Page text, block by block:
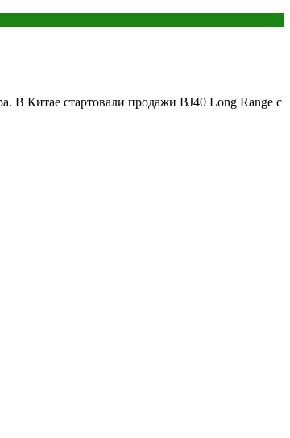
В Китае стартовали продажи BJ40 Long Range с